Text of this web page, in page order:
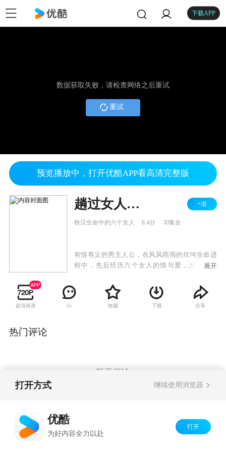
下载APP
数据获取失败，请检查网络之后重试
重试
预览播放中，打开优酷APP看高清完整版
趟过女人河的男人 +追
铁汉生命中的六个女人 8.4分 30集全
有情有义的男主人公，在风风雨雨的坎坷生命进
程中，先后经历六个女人的情与爱，大喜与大
泛滥的命运抗争中，谱写出人性的道德力量。故
事里，齐刷刷地矗起了一个好人的群体。实际上
是对回归中华传统美德的热诚呼唤，又是对自上
展开
超清画质 55 收藏 下载 分享
热门评论
暂无评论
打开方式 继续使用浏览器
优酷
为好内容全力以赴
打开